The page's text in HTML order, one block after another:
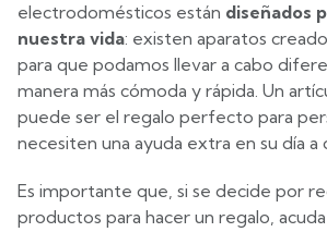
electrodomésticos están diseñados
nuestra vida: existen aparatos
para que podamos llevar a cabo
manera más cómoda y rápida. Un
puede ser el regalo perfecto para
necesiten una ayuda extra en su día a
Es importante que, si se decide por
productos para hacer un regalo,